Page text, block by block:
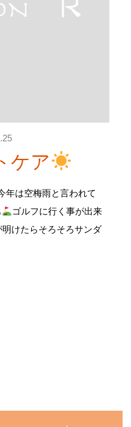
ケア
年は空梅雨と言われて
ゴルフに行く事が出来
けたらそろそろサンダ